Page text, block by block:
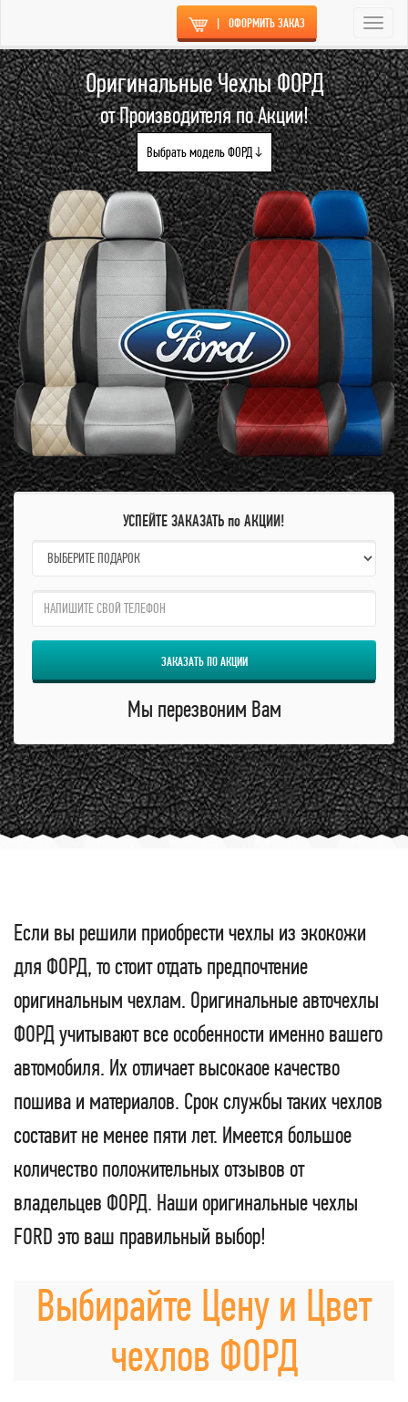
| ОФОРМИТЬ ЗАКАЗ
Оригинальные Чехлы ФОРД
от Производителя по Акции!
Выбрать модель ФОРД ↓
УСПЕЙТЕ ЗАКАЗАТЬ по АКЦИИ!
name:
qzw:
ЗАКАЗАТЬ ПО АКЦИИ
Мы перезвоним Вам
Если вы решили приобрести чехлы из экокожи
для ФОРД, то стоит отдать предпочтение
оригинальным чехлам. Оригинальные авточехлы
ФОРД учитывают все особенности именно вашего
автомобиля. Их отличает высокаое качество
пошива и материалов. Срок службы таких чехлов
составит не менее пяти лет. Имеется большое
количество положительных отзывов от
владельцев ФОРД. Наши оригинальные чехлы
FORD это ваш правильный выбор!
Выбирайте Цену и Цвет
чехлов ФОРД